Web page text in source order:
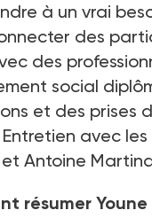
à un vrai
des
des
social
et des prises
avec
et Antoine
résumer Youne